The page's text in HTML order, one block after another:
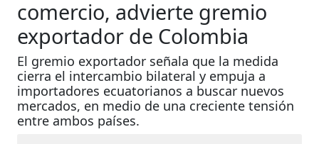
comercio, advierte gremio
exportador de Colombia
El gremio exportador señala que la medida
cierra el intercambio bilateral y empuja a
importadores ecuatorianos a buscar nuevos
mercados, en medio de una creciente tensión
entre ambos países.